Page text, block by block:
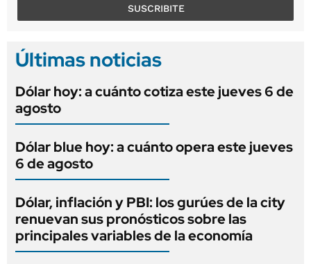
SUSCRIBITE
Últimas noticias
Dólar hoy: a cuánto cotiza este jueves 6 de
agosto
Dólar blue hoy: a cuánto opera este jueves
6 de agosto
Dólar, inflación y PBI: los gurúes de la city
renuevan sus pronósticos sobre las
principales variables de la economía